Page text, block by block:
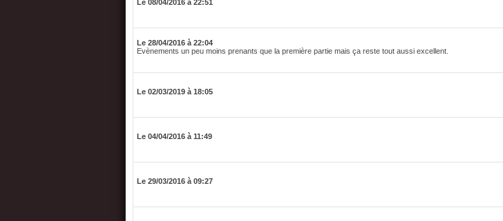
Le 08/04/2016 à 22:51
Le 28/04/2016 à 22:04
Evènements un peu moins prenants que la première partie mais ça reste tout aussi excellent.
Le 02/03/2019 à 18:05
Le 04/04/2016 à 11:49
Le 29/03/2016 à 09:27